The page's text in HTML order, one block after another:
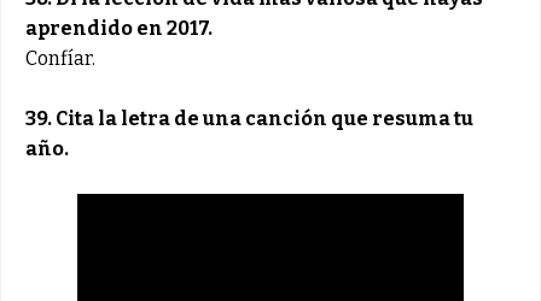
aprendido en 2017.
Confíar.
39. Cita la letra de una canción que resuma tu
año.